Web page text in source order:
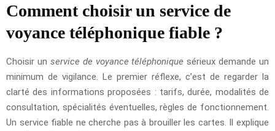
Comment choisir un service de
voyance téléphonique fiable ?
Choisir un service de voyance téléphonique sérieux demande un
minimum de vigilance. Le premier réflexe, c’est de regarder la
clarté des informations proposées : tarifs, durée, modalités de
consultation, spécialités éventuelles, règles de fonctionnement.
Un service fiable ne cherche pas à brouiller les cartes. Il explique